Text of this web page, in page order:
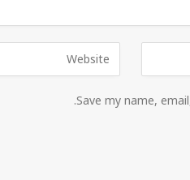
Save my name,